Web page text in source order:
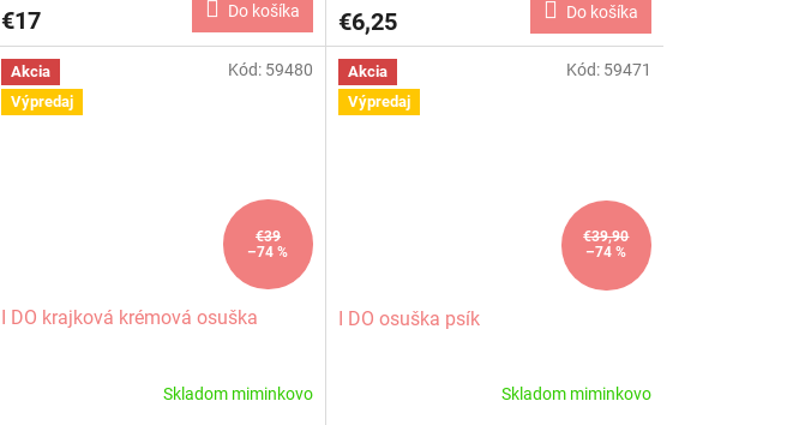
€17 Do košíka €6,25 Do košíka
Akcia
Výpredaj
€39
–74 %
I DO krajková krémová osuška
Skladom miminkovo
Kód: 59480
Akcia
Výpredaj
€39,90
–74 %
I DO osuška psík
Skladom miminkovo
Kód: 59471